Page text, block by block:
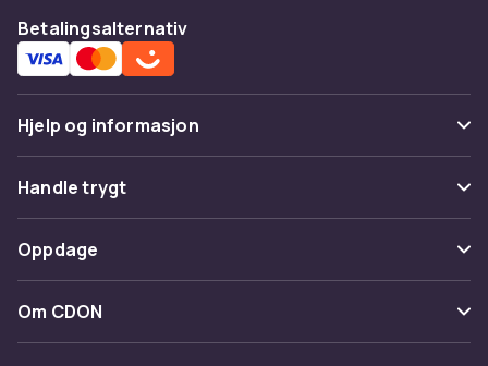
Betalingsalternativ
Hjelp og informasjon
Vanlige spørsmål
Spor pakke
Angre & returner her
Kontakt oss
Handle trygt
Betaling
Levering
Oppdage
Kategorier
Varemerker
Om CDON